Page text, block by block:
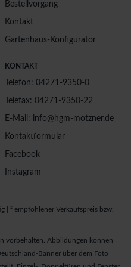
Bestellvorgang
Kontakt
Gartenhaus-Konfigurator
KONTAKT
Telefon: 04271-9350-0
Telefax: 04271-9350-22
E-Mail: info@hgm-motzner.de
Kontaktformular
Facebook
Instagram
| ² empfohlener Verkaufspreis bzw.
vorbehalten. Abbildungen können
Banner über dem Foto